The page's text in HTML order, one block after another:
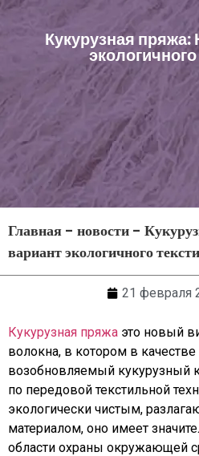
Кукурузная
Главная - новости -
вариант экологичного
21 февраля
Кукурузная пряжа это новый
волокна, в котором в
возобновляемый кукурузный
по передовой текстильной
экологически чистым,
материалом, оно имеет
области охраны окружающей